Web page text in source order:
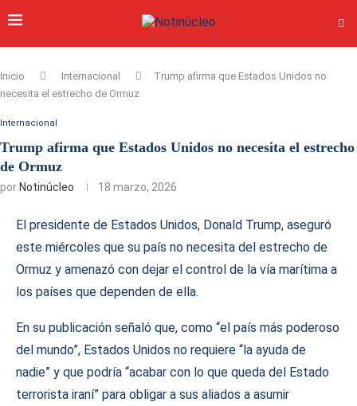
Inicio Internacional
Trump afirma que Estados Unidos no
necesita el estrecho de Ormuz
Internacional
Trump afirma que Estados Unidos no necesita el estrecho
de Ormuz
por Notinúcleo 18 marzo, 2026
El presidente de Estados Unidos, Donald Trump, aseguró
este miércoles que su país no necesita del estrecho de
Ormuz y amenazó con dejar el control de la vía marítima a
los países que dependen de ella.
En su publicación señaló que, como “el país más poderoso
del mundo”, Estados Unidos no requiere “la ayuda de
nadie” y que podría “acabar con lo que queda del Estado
terrorista iraní” para obligar a sus aliados a asumir